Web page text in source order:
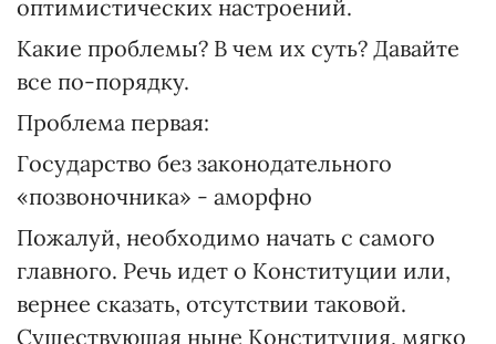
оптимистических настроений.
Какие проблемы? В чем их суть? Давайте
все по-порядку.
Проблема первая:
Государство без законодательного
«позвоночника» - аморфно
Пожалуй, необходимо начать с самого
главного. Речь идет о Конституции или,
вернее сказать, отсутствии таковой.
Существующая ныне Конституция, мягко